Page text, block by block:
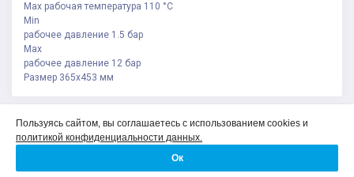
Пользуясь сайтом, вы соглашаетесь с использованием cookies и
политикой конфиденциальности данных.
Ок
Мах рабочая температура 110 °С
Min
рабочее давление 1.5 бар
Max
рабочее давление 12 бар
Размер 365х453 мм
Политика конфиденциальности
Соглашение на обработку персональных данных
О компании